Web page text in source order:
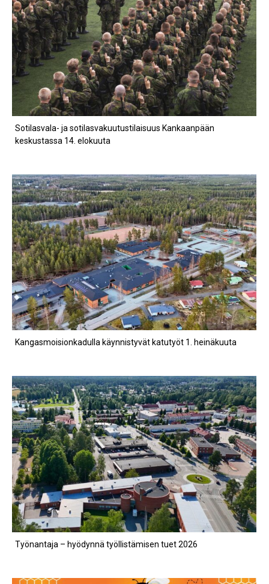
Sotilasvala- ja sotilasvakuutustilaisuus Kankaanpään
keskustassa 14. elokuuta
Kangasmoisionkadulla käynnistyvät katutyöt 1. heinäkuuta
Työnantaja – hyödynnä työllistämisen tuet 2026